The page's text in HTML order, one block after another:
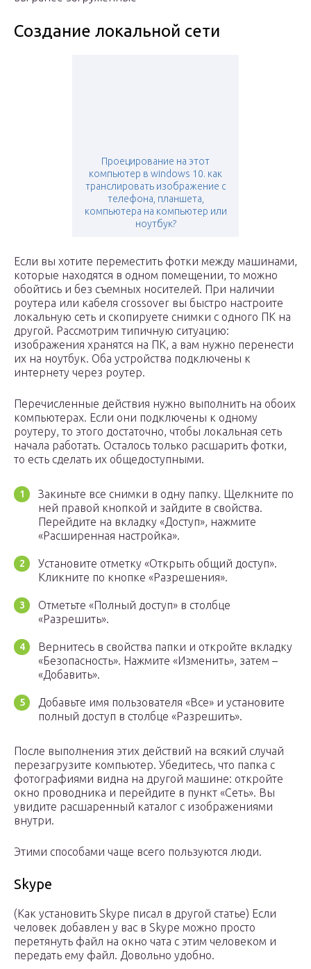
Создание локальной сети
Проецирование на этот
компьютер в windows 10. как
транслировать изображение с
телефона, планшета,
компьютера на компьютер или
ноутбук?
Если вы хотите переместить фотки между машинами,
которые находятся в одном помещении, то можно
обойтись и без съемных носителей. При наличии
роутера или кабеля crossover вы быстро настроите
локальную сеть и скопируете снимки с одного ПК на
другой. Рассмотрим типичную ситуацию:
изображения хранятся на ПК, а вам нужно перенести
их на ноутбук. Оба устройства подключены к
интернету через роутер.
Перечисленные действия нужно выполнить на обоих
компьютерах. Если они подключены к одному
роутеру, то этого достаточно, чтобы локальная сеть
начала работать. Осталось только расшарить фотки,
то есть сделать их общедоступными.
Закиньте все снимки в одну папку. Щелкните по
ней правой кнопкой и зайдите в свойства.
Перейдите на вкладку «Доступ», нажмите
«Расширенная настройка».
Установите отметку «Открыть общий доступ».
Кликните по кнопке «Разрешения».
Отметьте «Полный доступ» в столбце
«Разрешить».
Вернитесь в свойства папки и откройте вкладку
«Безопасность». Нажмите «Изменить», затем –
«Добавить».
Добавьте имя пользователя «Все» и установите
полный доступ в столбце «Разрешить».
После выполнения этих действий на всякий случай
перезагрузите компьютер. Убедитесь, что папка с
фотографиями видна на другой машине: откройте
окно проводника и перейдите в пункт «Сеть». Вы
увидите расшаренный каталог с изображениями
внутри.
Этими способами чаще всего пользуются люди.
Skype
(Как установить Skype писал в другой статье) Если
человек добавлен у вас в Skype можно просто
перетянуть файл на окно чата с этим человеком и
передать ему файл. Довольно удобно.